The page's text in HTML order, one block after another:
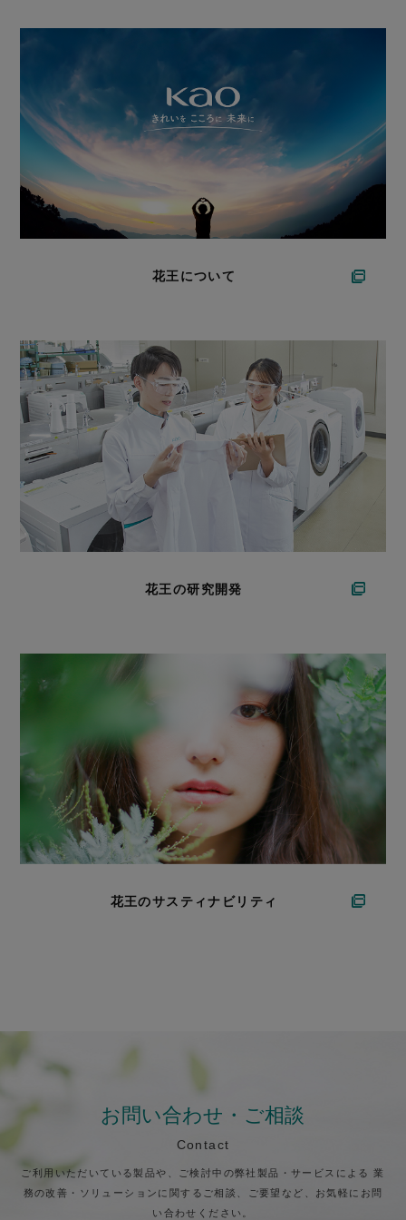
花王について
花王の研究開発
花王のサスティナビリティ
お問い合わせ・ご相談
Contact
ご利用いただいている製品や、ご検討中の弊社製品・サービスによる 業
務の改善・ソリューションに関するご相談、ご要望など、お気軽にお問
い合わせください。